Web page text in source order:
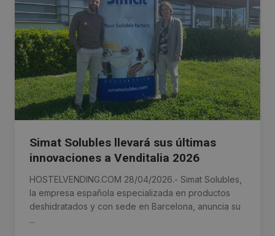
Simat Solubles llevará sus últimas
innovaciones a Venditalia 2026
HOSTELVENDING.COM 28/04/2026.- Simat Solubles,
la empresa española especializada en productos
deshidratados y con sede en Barcelona, anuncia su
...